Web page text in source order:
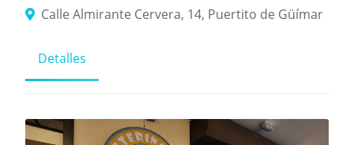
Calle Almirante Cervera, 14, Puertito de Güímar
Detalles